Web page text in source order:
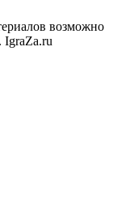
возможно
IgraZa.ru